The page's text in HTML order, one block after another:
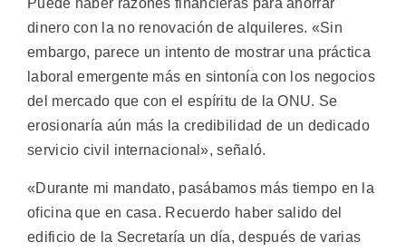
Puede haber razones financieras para ahorrar
dinero con la no renovación de alquileres. «Sin
embargo, parece un intento de mostrar una práctica
laboral emergente más en sintonía con los negocios
del mercado que con el espíritu de la ONU. Se
erosionaría aún más la credibilidad de un dedicado
servicio civil internacional», señaló.
«Durante mi mandato, pasábamos más tiempo en la
oficina que en casa. Recuerdo haber salido del
edificio de la Secretaría un día, después de varias